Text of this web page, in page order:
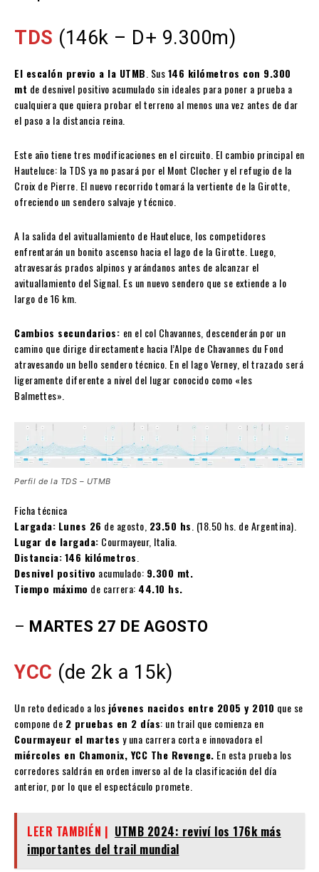
TDS (146k – D+ 9.300m)
El escalón previo a la UTMB . Sus146 kilómetros con 9.300
mt de desnivel positivo acumulado sin ideales para poner a prueba a
cualquiera que quiera probar el terreno al menos una vez antes de dar
el paso a la distancia reina.
Este año tiene tres modificaciones en el circuito. El cambio principal en
Hauteluce: la TDS ya no pasará por el Mont Clocher y el refugio de la
Croix de Pierre. El nuevo recorrido tomará la vertiente de la Girotte,
ofreciendo un sendero salvaje y técnico.
A la salida del avituallamiento de Hauteluce, los competidores
enfrentarán un bonito ascenso hacia el lago de la Girotte. Luego,
atravesarás prados alpinos y arándanos antes de alcanzar el
avituallamiento del Signal. Es un nuevo sendero que se extiende a lo
largo de 16 km.
Cambios secundarios: en el col Chavannes, descenderán por un
camino que dirige directamente hacia l’Alpe de Chavannes du Fond
atravesando un bello sendero técnico. En el lago Verney, el trazado será
ligeramente diferente a nivel del lugar conocido como «les
Balmettes».
Perfil de la TDS – UTMB
Ficha técnica
Largada: Lunes 26 de agosto, 23.50 hs . (18.50 hs. de Argentina).
Lugar de largada: Courmayeur, Italia.
Distancia:146 kilómetros
Desnivel positivo acumulado: 9.300 mt.
Tiempo máximo de carrera: 44.10 hs.
– MARTES 27 DE AGOSTO
YCC (de 2k a 15k)
Un reto dedicado a los jóvenes nacidos entre 2005 y 2010 que se
compone de 2 pruebas en 2 días: un trail que comienza en
Courmayeur el martes y una carrera corta e innovadora el
miércoles en Chamonix, YCC The Revenge. En esta prueba los
corredores saldrán en orden inverso al de la clasificación del día
anterior, por lo que el espectáculo promete.
LEER TAMBIÉN | UTMB 2024: reviví los 176k más
importantes del trail mundial